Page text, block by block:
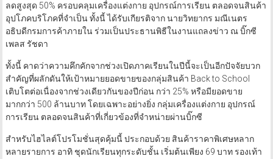
ลดสูงสุด 50% ครอบคลุมเครื่องแต่งกาย อุปกรณ์การเรียน ตลอดจนสินค้า
อุปโภคบริโภคที่จำเป็น ทั้งนี้ ได้รับเกียรติจาก นายวิทยากร มณีเนตร
อธิบดีกรมการค้าภายใน ร่วมเป็นประธานพิธีในงานแถลงข่าว ณ บิ๊กซี
เพลส รัชดา
ทั้งนี้ คาดว่าความคึกคักจากช่วงเปิดภาคเรียนในปีนี้จะเป็นอีกปัจจัยบวก
สำคัญที่ผลักดันให้เป้าหมายยอดขายของกลุ่มสินค้า Back to School
เติบโตต่อเนื่องจากช่วงเดียวกันของปีก่อน กว่า 25% หรือมียอดขาย
มากกว่า 500 ล้านบาท โดยเฉพาะอย่างยิ่ง กลุ่มเครื่องแต่งกาย อุปกรณ์
การเรียน ตลอดจนสินค้าที่เกี่ยวข้องที่จำหน่ายผ่านบิ๊กซี
สำหรับไฮไลต์โปรโมชั่นสุดคุ้มนี้ ประกอบด้วย สินค้าราคาพิเศษหลาก
หลายรายการ อาทิ ชุดนักเรียนทุกระดับชั้น เริ่มต้นเพียง 69 บาท รองเท้า